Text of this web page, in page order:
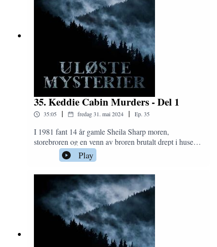
35. Keddie Cabin Murders - Del 1
35:05 | fredag 31. mai 2024 | Ep. 35
I 1981 fant 14 år gamle Sheila Sharp moren,
storebroren og en venn av broren brutalt drept i huset
de bodde i. I tillegg var lillesøsteren Tina på 12 år
sporløst forsvunnet. Politiets etterforskning var mildt
sagt elendig og etter forholdsvis kort tid ble saken kald.
Dette er første del av mysteriet om The Keddie Cabin
Murders.
Play